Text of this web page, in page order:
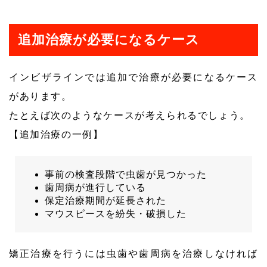
追加治療が必要になるケース
インビザラインでは追加で治療が必要になるケース
があります。
たとえば次のようなケースが考えられるでしょう。
【追加治療の一例】
事前の検査段階で虫歯が見つかった
歯周病が進行している
保定治療期間が延長された
マウスピースを紛失・破損した
矯正治療を行うには虫歯や歯周病を治療しなければ